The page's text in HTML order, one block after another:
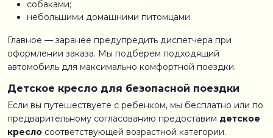
собаками;
небольшими домашними питомцами.
Главное — заранее предупредить диспетчера при
оформлении заказа. Мы подберем подходящий
автомобиль для максимально комфортной поездки.
Детское кресло для безопасной поездки
Если вы путешествуете с ребенком, мы бесплатно или по
предварительному согласованию предоставим детское
кресло соответствующей возрастной категории.